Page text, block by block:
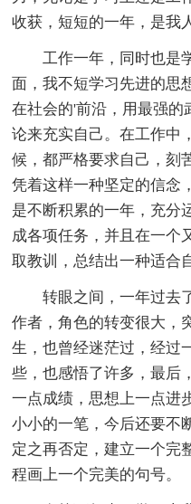
收获，短短的一年，是我
工作一年，同时也是
面，我不短学习先进的思
在社会的'前沿，用最强的
论来充实自己。在工作中
候，都严格要求自己，刻
凭着这样一种坚定的信念
是不断积累的一年，充分
成各项任务，并且在一个
取教训，总结出一种适合
转眼之间，一年过去了
作者，角色的转变很大，
生，也曾经迷茫过，经过
些，也感悟了许多，最后
一点成绩，思想上一点进
小小的一笔，今后还要不
定之再否定，建立一个完
程画上一个完美的句号。